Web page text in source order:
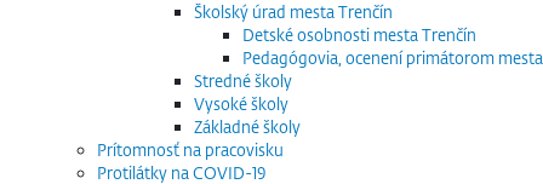
Školský úrad mesta Trenčín
Detské osobnosti mesta Trenčín
Pedagógovia, ocenení primátorom mesta
Stredné školy
Vysoké školy
Základné školy
Prítomnosť na pracovisku
Protilátky na COVID-19